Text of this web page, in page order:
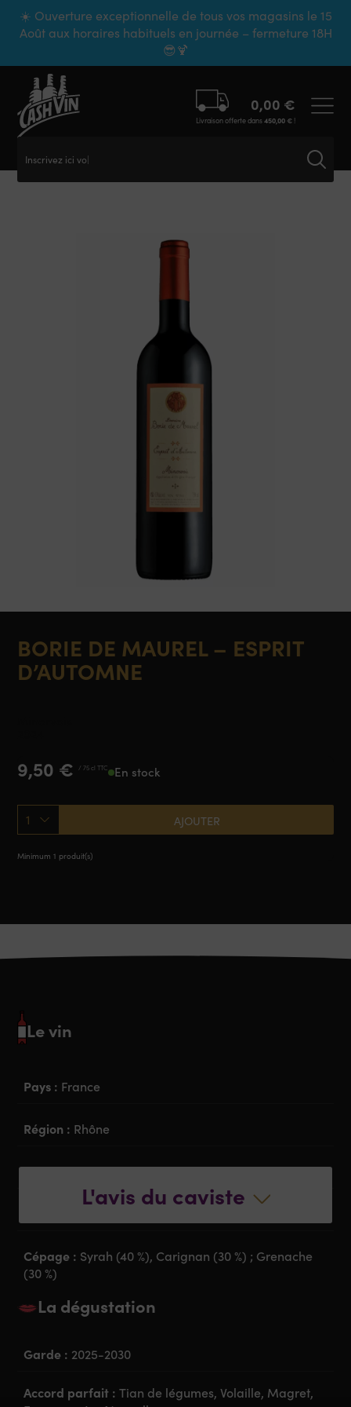
☀️ Ouverture exceptionnelle de tous vos magasins le 15
Août aux horaires habituels en journée – fermeture 18H
😎🍹
Inscrivez ici votr
0,00 €
Livraison offerte dans450,00 €!
BORIE DE MAUREL – ESPRIT
D’AUTOMNE
9,50 € / 75 cl TTC En stock
1 AJOUTER
Minimum 1 produit(s)
L'avis du caviste
Le vin
Pays : France
Région : Rhône
Appellation :Minervois
Cépage : Syrah (40 %), Carignan (30 %) ; Grenache
(30 %)
La dégustation
Garde : 2025-2030
Accord parfait :Tian de légumes, Volaille, Magret,
Panneau de gestion des cookies